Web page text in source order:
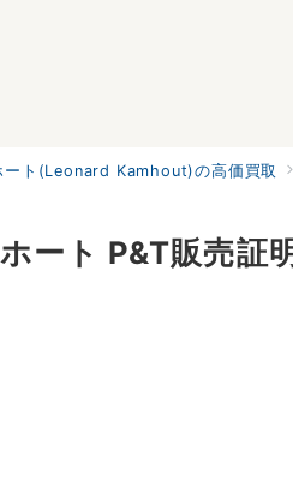
ート(Leonard Kamhout)の高価買取
ート P&T販売証